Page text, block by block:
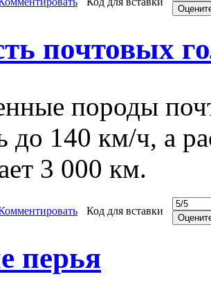
почтовых
породы
до 140 км/ч, а
3 000 км.
Код для вставки
перья